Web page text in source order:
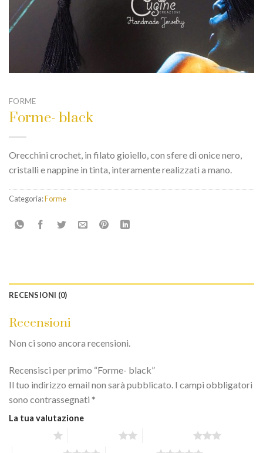
FORME
Forme- black
Orecchini crochet, in filato gioiello, con sfere di onice nero,
cristalli e nappine in tinta, interamente realizzati a mano.
Categoria:Forme
RECENSIONI (0)
Recensioni
Non ci sono ancora recensioni.
Recensisci per primo “Forme- black”
Il tuo indirizzo email non sarà pubblicato. I campi obbligatori
sono contrassegnati *
La tua valutazione